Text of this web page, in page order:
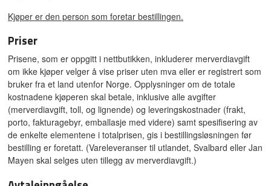
Kjøper er den person som foretar bestillingen.
Priser
Prisene, som er oppgitt i nettbutikken, inkluderer merverdiavgift
om ikke kjøper velger å vise priser uten mva eller er registrert som
bruker fra et land utenfor Norge. Opplysninger om de totale
kostnadene kjøperen skal betale, inklusive alle avgifter
(merverdiavgift, toll, og lignende) og leveringskostnader (frakt,
porto, fakturagebyr, emballasje med videre) samt spesifisering av
de enkelte elementene i totalprisen, gis i bestillingsløsningen før
bestilling er foretatt. (Vareleveranser til utlandet, Svalbard eller Jan
Mayen skal selges uten tillegg av merverdiavgift.)